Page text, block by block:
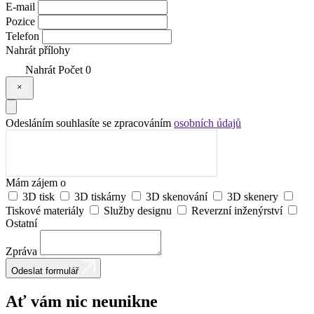
E-mail
Pozice
Telefon
Nahrát přílohy
Nahrát Počet 0
Odesláním souhlasíte se zpracováním osobních údajů
Mám zájem o
3D tisk
3D tiskárny 3D skenování
3D skenery
Tiskové materiály
Služby designu
Reverzní inženýrství
Ostatní
Zpráva
Odeslat formulář
Ať vám nic neunikne